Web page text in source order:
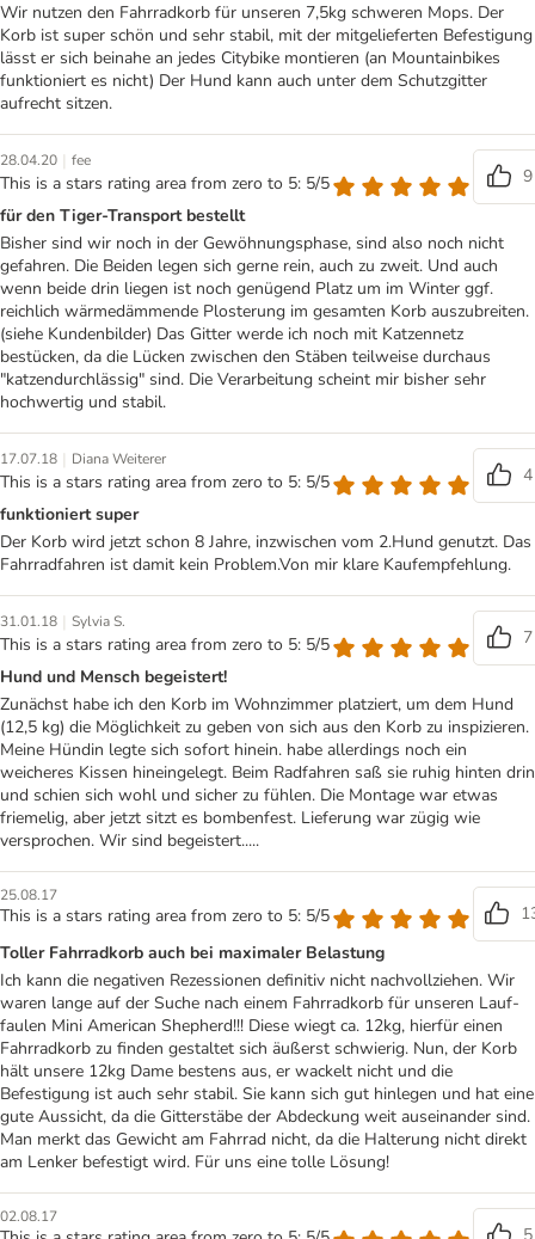
Wir nutzen den Fahrradkorb für unseren 7,5kg schweren Mops. Der
Korb ist super schön und sehr stabil, mit der mitgelieferten Befestigung
lässt er sich beinahe an jedes Citybike montieren (an Mountainbikes
funktioniert es nicht) Der Hund kann auch unter dem Schutzgitter
aufrecht sitzen.
28.04.20 | fee
This is a stars rating area from zero to 5: 5/5
9
für den Tiger-Transport bestellt
Bisher sind wir noch in der Gewöhnungsphase, sind also noch nicht
gefahren. Die Beiden legen sich gerne rein, auch zu zweit. Und auch
wenn beide drin liegen ist noch genügend Platz um im Winter ggf.
reichlich wärmedämmende Plosterung im gesamten Korb auszubreiten.
(siehe Kundenbilder) Das Gitter werde ich noch mit Katzennetz
bestücken, da die Lücken zwischen den Stäben teilweise durchaus
"katzendurchlässig" sind. Die Verarbeitung scheint mir bisher sehr
hochwertig und stabil.
17.07.18 | Diana Weiterer
This is a stars rating area from zero to 5: 5/5
4
funktioniert super
Der Korb wird jetzt schon 8 Jahre, inzwischen vom 2.Hund genutzt. Das
Fahrradfahren ist damit kein Problem.Von mir klare Kaufempfehlung.
31.01.18 | Sylvia S.
This is a stars rating area from zero to 5: 5/5
7
Hund und Mensch begeistert!
Zunächst habe ich den Korb im Wohnzimmer platziert, um dem Hund
(12,5 kg) die Möglichkeit zu geben von sich aus den Korb zu inspizieren.
Meine Hündin legte sich sofort hinein. habe allerdings noch ein
weicheres Kissen hineingelegt. Beim Radfahren saß sie ruhig hinten drin
und schien sich wohl und sicher zu fühlen. Die Montage war etwas
friemelig, aber jetzt sitzt es bombenfest. Lieferung war zügig wie
versprochen. Wir sind begeistert.....
25.08.17
This is a stars rating area from zero to 5: 5/5
Toller Fahrradkorb auch bei maximaler Belastung
Ich kann die negativen Rezessionen definitiv nicht nachvollziehen. Wir
waren lange auf der Suche nach einem Fahrradkorb für unseren Lauf-
faulen Mini American Shepherd!!! Diese wiegt ca. 12kg, hierfür einen
Fahrradkorb zu finden gestaltet sich äußerst schwierig. Nun, der Korb
hält unsere 12kg Dame bestens aus, er wackelt nicht und die
Befestigung ist auch sehr stabil. Sie kann sich gut hinlegen und hat eine
gute Aussicht, da die Gitterstäbe der Abdeckung weit auseinander sind.
Man merkt das Gewicht am Fahrrad nicht, da die Halterung nicht direkt
am Lenker befestigt wird. Für uns eine tolle Lösung!
02.08.17